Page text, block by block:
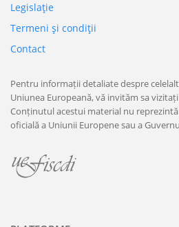
Legislaţie
Termeni şi condiţii
Contact
Pentru informații detaliate despre
Uniunea Europeană, vă invităm sa vizitați
Conținutul acestui material nu
oficială a Uniunii Europene sau a